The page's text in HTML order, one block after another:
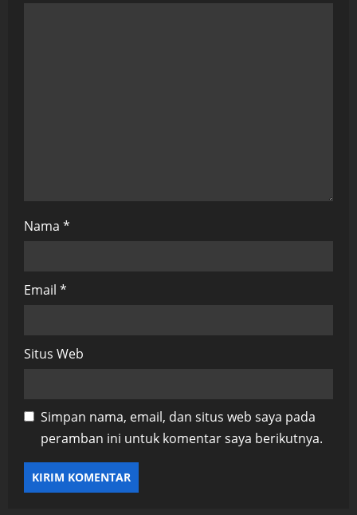
Nama *
Email *
Situs Web
Simpan nama, email, dan situs web saya pada
peramban ini untuk komentar saya berikutnya.